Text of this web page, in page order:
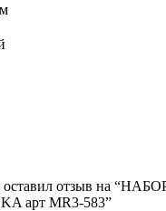
оставил отзыв на
арт MR3-583”